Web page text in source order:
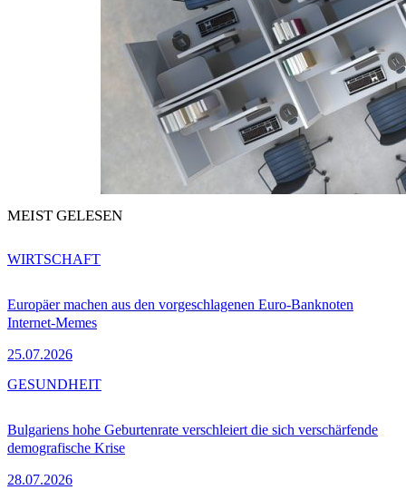
MEIST GELESEN
Europäer machen aus den vorgeschlagenen Euro-Banknoten
Internet-Memes
25.07.2026
WIRTSCHAFT
Bulgariens hohe Geburtenrate verschleiert die sich verschärfende
demografische Krise
28.07.2026
GESUNDHEIT